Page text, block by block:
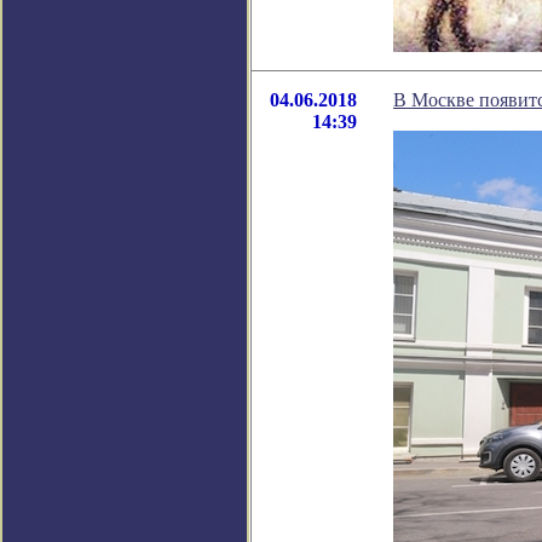
04.06.2018
14:39
В Москве